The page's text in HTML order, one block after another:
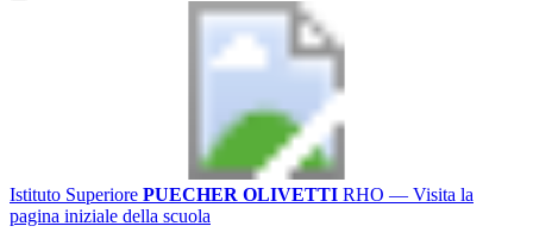
Istituto Superiore PUECHER OLIVETTI RHO — Visita la
pagina iniziale della scuola